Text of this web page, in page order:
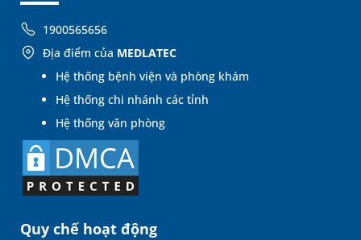
1900565656
Địa điểm của MEDLATEC
Hệ thống bệnh viện và phòng khám
Hệ thống chi nhánh các tỉnh
Hệ thống văn phòng
Quy chế hoạt động